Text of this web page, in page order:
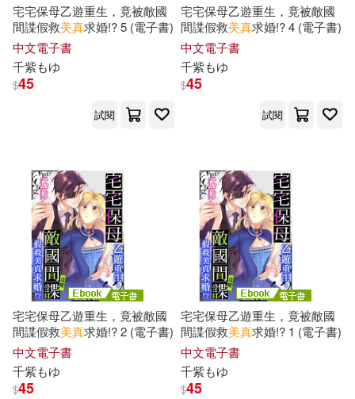
宅宅保母乙遊重生，竟被敵國
間諜假救美真求婚!? 5 (電子書)
中文電子書
千紫もゆ
$45
試閱
宅宅保母乙遊重生，竟被敵國
間諜假救美真求婚!? 4 (電子書)
中文電子書
千紫もゆ
$45
試閱
宅宅保母乙遊重生，竟被敵國
間諜假救美真求婚!? 2 (電子書)
中文電子書
千紫もゆ
$45
宅宅保母乙遊重生，竟被敵國
間諜假救美真求婚!? 1 (電子書)
中文電子書
千紫もゆ
$45